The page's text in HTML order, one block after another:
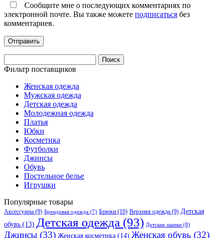
Сообщите мне о последующих комментариях по
электронной почте. Вы также можете подписаться без
комментариев.
Фильтр поставщиков
Женская одежда
Мужская одежда
Детская одежда
Молодежная одежда
Платья
Юбки
Косметика
Футболки
Джинсы
Обувь
Постельное белье
Игрушки
Популярные товары
Аксессуары (9) Брендовая одежда (7) Брюки (10) Верхняя одежда (9) Детская
обувь (13) Детская одежда (93) Детские шапки (8)
Джинсы (33) Женская косметика (14) Женская обувь (32)